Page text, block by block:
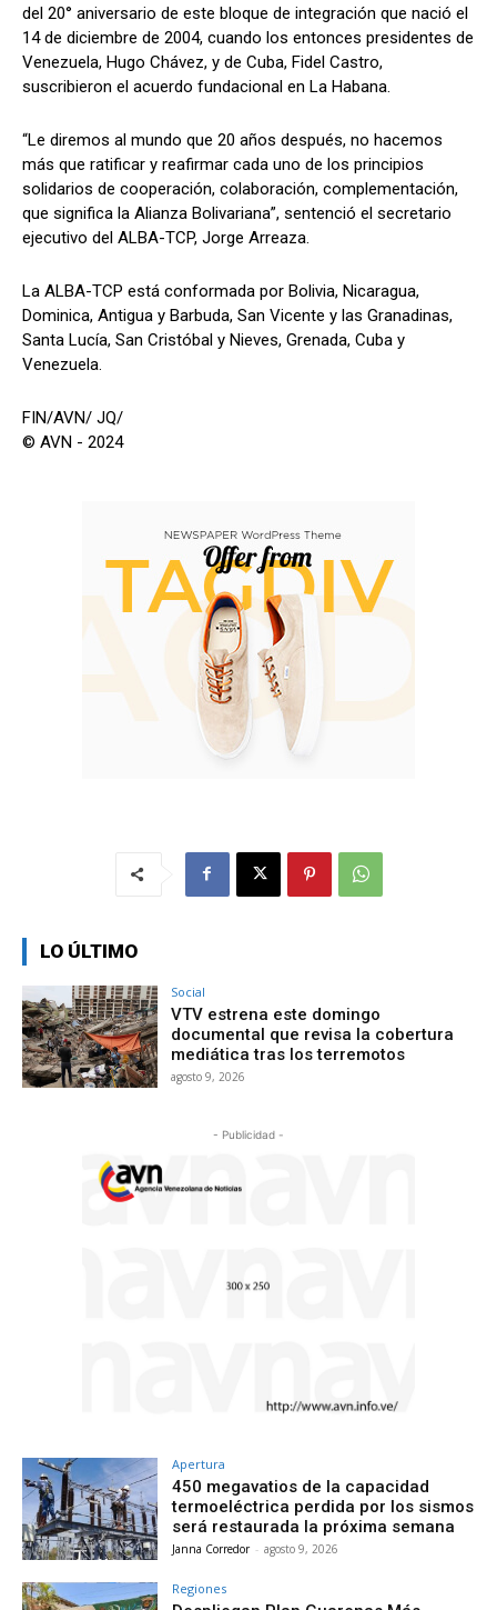
del 20° aniversario de este bloque de integración que nació el
14 de diciembre de 2004, cuando los entonces presidentes de
Venezuela, Hugo Chávez, y de Cuba, Fidel Castro,
suscribieron el acuerdo fundacional en La Habana.
“Le diremos al mundo que 20 años después, no hacemos
más que ratificar y reafirmar cada uno de los principios
solidarios de cooperación, colaboración, complementación,
que significa la Alianza Bolivariana”, sentenció el secretario
ejecutivo del ALBA-TCP, Jorge Arreaza.
La ALBA-TCP está conformada por Bolivia, Nicaragua,
Dominica, Antigua y Barbuda, San Vicente y las Granadinas,
Santa Lucía, San Cristóbal y Nieves, Grenada, Cuba y
Venezuela.
FIN/AVN/ JQ/
© AVN - 2024
LO ÚLTIMO
Social
VTV estrena este domingo
documental que revisa la cobertura
mediática tras los terremotos
agosto 9, 2026
- Publicidad -
Apertura
450 megavatios de la capacidad
termoeléctrica perdida por los sismos
será restaurada la próxima semana
Janna Corredor - agosto 9, 2026
Regiones